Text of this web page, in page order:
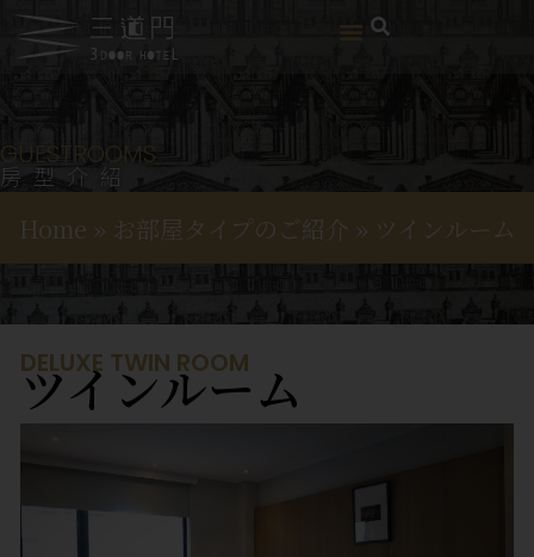
GUESTROOMS
房型介紹
Home » お部屋タイプのご紹介 » ツインルーム
DELUXE TWIN ROOM
ツインルーム